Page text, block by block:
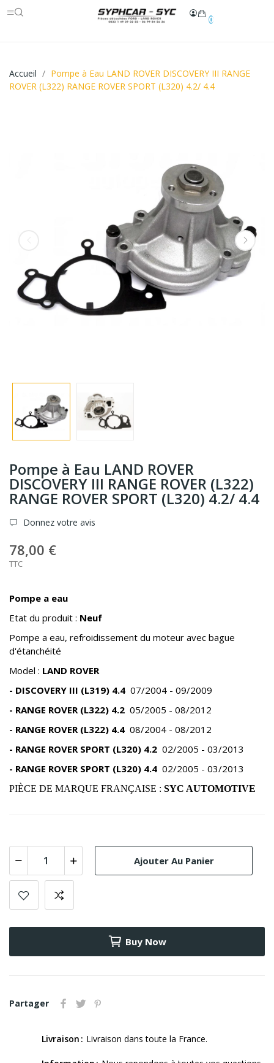
0
Accueil
Pompe à Eau LAND ROVER DISCOVERY III RANGE
ROVER (L322) RANGE ROVER SPORT (L320) 4.2/ 4.4
Pompe à Eau LAND ROVER
DISCOVERY III RANGE ROVER (L322)
RANGE ROVER SPORT (L320) 4.2/ 4.4
Donnez votre avis
78,00 €
TTC
Pompe a eau
Etat du produit : Neuf
Pompe a eau, refroidissement du moteur avec bague
d'étanchéité
Model : LAND ROVER
- DISCOVERY III (L319) 4.4 07/2004 - 09/2009
- RANGE ROVER (L322) 4.2 05/2005 - 08/2012
- RANGE ROVER (L322) 4.4 08/2004 - 08/2012
- RANGE ROVER SPORT (L320) 4.2 02/2005 - 03/2013
- RANGE ROVER SPORT (L320) 4.4 02/2005 - 03/2013
PIÈCE DE MARQUE FRANÇAISE : SYC AUTOMOTIVE
Ajouter Au Panier
Buy Now
Partager
Livraison Livraison dans toute la France.